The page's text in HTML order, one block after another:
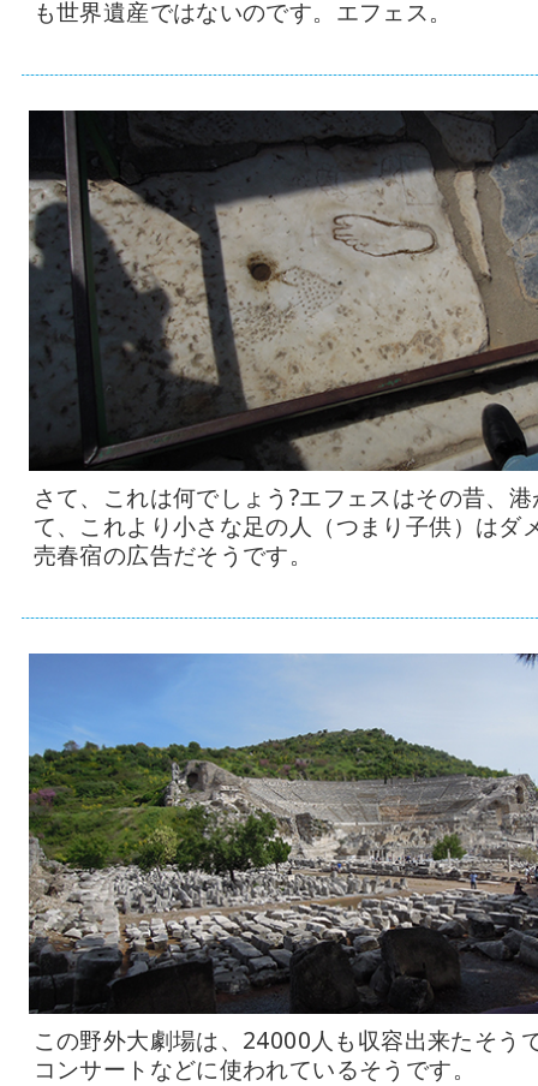
も世界遺産ではないのです。エフェス。
さて、これは何でしょう?エフェスはその昔、
て、これより小さな足の人（つまり子供）はダ
売春宿の広告だそうです。
この野外大劇場は、24000人も収容出来たそう
コンサートなどに使われているそうです。